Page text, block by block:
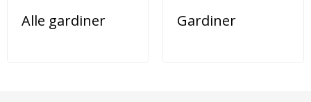
Alle gardiner Gardiner